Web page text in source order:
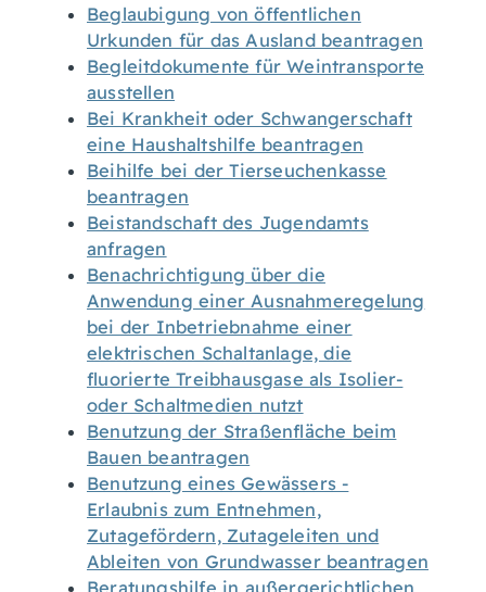
Beglaubigung von öffentlichen
Urkunden für das Ausland beantragen
Begleitdokumente für Weintransporte
ausstellen
Bei Krankheit oder Schwangerschaft
eine Haushaltshilfe beantragen
Beihilfe bei der Tierseuchenkasse
beantragen
Beistandschaft des Jugendamts
anfragen
Benachrichtigung über die
Anwendung einer Ausnahmeregelung
bei der Inbetriebnahme einer
elektrischen Schaltanlage, die
fluorierte Treibhausgase als Isolier-
oder Schaltmedien nutzt
Benutzung der Straßenfläche beim
Bauen beantragen
Benutzung eines Gewässers -
Erlaubnis zum Entnehmen,
Zutagefördern, Zutageleiten und
Ableiten von Grundwasser beantragen
Beratungshilfe in außergerichtlichen